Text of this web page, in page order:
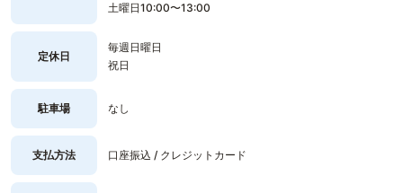
土曜日10:00〜13:00
定休日
毎週日曜日
祝日
駐車場 なし
支払方法 口座振込 / クレジットカード